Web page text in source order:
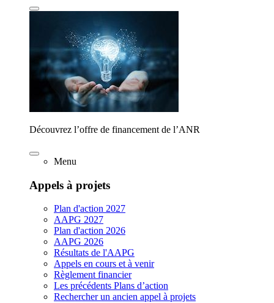
Découvrez l’offre de financement de l’ANR
Menu
Appels à projets
Plan d'action 2027
AAPG 2027
Plan d'action 2026
AAPG 2026
Résultats de l'AAPG
Appels en cours et à venir
Règlement financier
Les précédents Plans d’action
Rechercher un ancien appel à projets